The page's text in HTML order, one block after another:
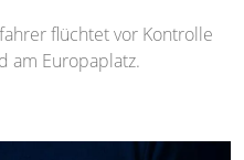
flüchtet vor Kontrolle
am Europaplatz.